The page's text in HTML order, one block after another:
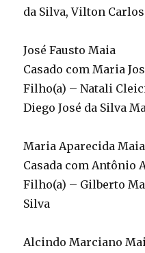
da Silva, Vilton
José Fausto Maia
Casado com Maria
Filho(a) – Natali
Diego José da Silva
Maria Aparecida
Casada com Antônio
Filho(a) – Gilberto
Silva
Alcindo Marciano